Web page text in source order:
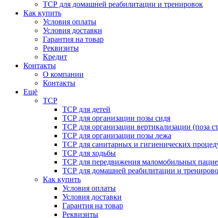
ТСР для домашней реабилитации и тренировок
Как купить
Условия оплаты
Условия доставки
Гарантия на товар
Реквизиты
Кредит
Контакты
О компании
Контакты
Ещё
ТСР
ТСР для детей
ТСР для организации позы сидя
ТСР для организации вертикализации (поза
ТСР для организации позы лежа
ТСР для санитарных и гигиенических
ТСР для ходьбы
ТСР для передвижения маломобильных
ТСР для домашней реабилитации и
Как купить
Условия оплаты
Условия доставки
Гарантия на товар
Реквизиты